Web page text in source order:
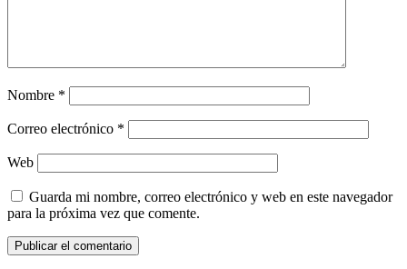
Nombre *
Correo electrónico *
Web
Guarda mi nombre, correo electrónico y web en este navegador
para la próxima vez que comente.